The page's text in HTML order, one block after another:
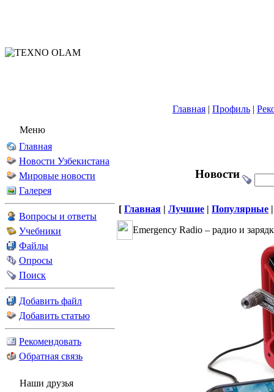
Главная | Профиль |
Меню
Главная
Новости Узбекистана
Мировые новости
Галерея
Вопросы и ответы
Учебники
Файлы
Опросы
Поиск
Добавить файл
Добавить статью
Рекомендовать
Обратная связь
Наши друзья
Новости
[ Главная | Лучшие | Популярные
Emergency Radio – радио и